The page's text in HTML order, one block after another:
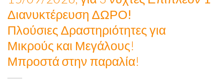
Διανυκτέρευση ΔΩΡΟ!
Πλούσιες Δραστηριότητες για
Μικρούς και Μεγάλους!
Μπροστά στην παραλία!